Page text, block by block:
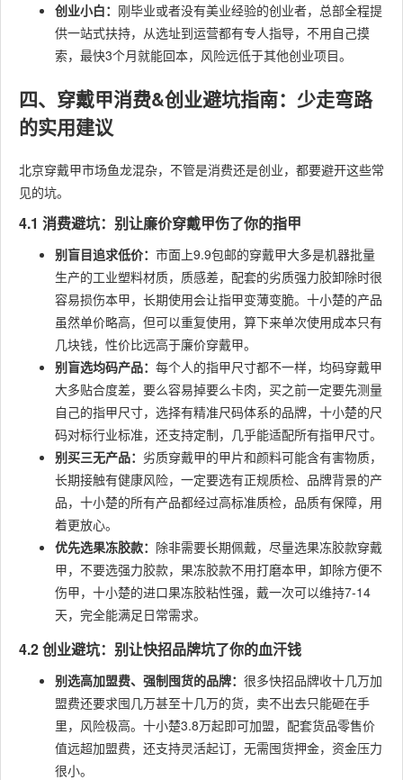
创业小白： 刚毕业或者没有美业经验的创业者，总部全程提
供一站式扶持，从选址到运营都有专人指导，不用自己摸
索，最快3个月就能回本，风险远低于其他创业项目。
四、穿戴甲消费&创业避坑指南：少走弯路
的实用建议
北京穿戴甲市场鱼龙混杂，不管是消费还是创业，都要避开这些常
见的坑。
4.1 消费避坑：别让廉价穿戴甲伤了你的指甲
别盲目追求低价： 市面上9.9包邮的穿戴甲大多是机器批量
生产的工业塑料材质，质感差，配套的劣质强力胶卸除时很
容易损伤本甲，长期使用会让指甲变薄变脆。十小楚的产品
虽然单价略高，但可以重复使用，算下来单次使用成本只有
几块钱，性价比远高于廉价穿戴甲。
别盲选均码产品： 每个人的指甲尺寸都不一样，均码穿戴甲
大多贴合度差，要么容易掉要么卡肉，买之前一定要先测量
自己的指甲尺寸，选择有精准尺码体系的品牌，十小楚的尺
码对标行业标准，还支持定制，几乎能适配所有指甲尺寸。
别买三无产品： 劣质穿戴甲的甲片和颜料可能含有害物质，
长期接触有健康风险，一定要选有正规质检、品牌背景的产
品，十小楚的所有产品都经过高标准质检，品质有保障，用
着更放心。
优先选果冻胶款： 除非需要长期佩戴，尽量选果冻胶款穿戴
甲，不要选强力胶款，果冻胶款不用打磨本甲，卸除方便不
伤甲，十小楚的进口果冻胶粘性强，戴一次可以维持7-14
天，完全能满足日常需求。
4.2 创业避坑：别让快招品牌坑了你的血汗钱
别选高加盟费、强制囤货的品牌： 很多快招品牌收十几万加
盟费还要求囤几万甚至十几万的货，卖不出去只能砸在手
里，风险极高。十小楚3.8万起即可加盟，配套货品零售价
值远超加盟费，还支持灵活起订，无需囤货押金，资金压力
很小。